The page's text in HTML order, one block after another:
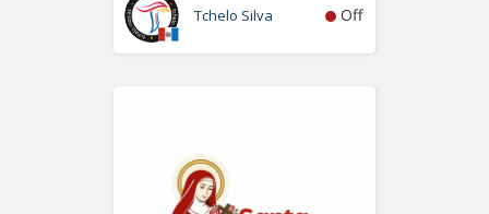
Tchelo Silva Off